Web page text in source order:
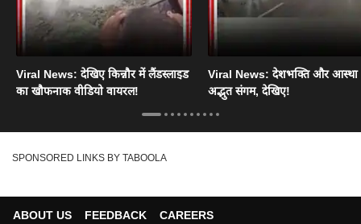
Viral News: देखिए किन्नौर में लैंडस्लाइड
का खौफनाक वीडियो वायरल!
Viral News: देशभक्ति और आस्था
अद्भुत संगम, देखिए!
SPONSORED LINKS BY TABOOLA
ABOUT US FEEDBACK CAREERS